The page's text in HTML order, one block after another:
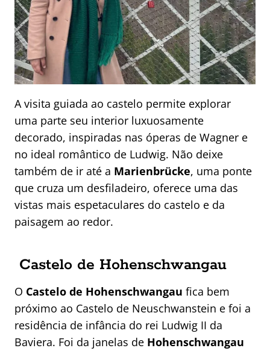
A visita guiada ao castelo permite explorar
uma parte seu interior luxuosamente
decorado, inspiradas nas óperas de Wagner e
no ideal romântico de Ludwig. Não deixe
também de ir até a Marienbrücke, uma ponte
que cruza um desfiladeiro, oferece uma das
vistas mais espetaculares do castelo e da
paisagem ao redor.
Castelo de Hohenschwangau
O Castelo de Hohenschwangau fica bem
próximo ao Castelo de Neuschwanstein e foi a
residência de infância do rei Ludwig II da
Baviera. Foi da janelas de Hohenschwangau